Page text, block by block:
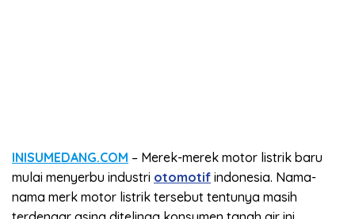
INISUMEDANG.COM – Merek-merek motor listrik baru
mulai menyerbu industri otomotif indonesia. Nama-
nama merk motor listrik tersebut tentunya masih